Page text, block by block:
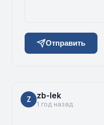
Отправить
Z zb-lek
1 год назад